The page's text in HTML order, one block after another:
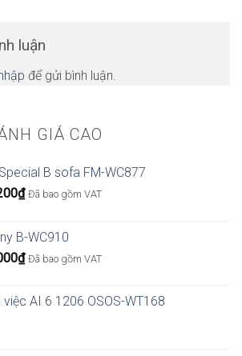
GIÁ CAO
B sofa FM-WC877
₫ Đã bao gồm VAT
B-WC910
₫ Đã bao gồm VAT
việc AI 6 1206 OSOS-WT168
luận
để gửi bình luận.